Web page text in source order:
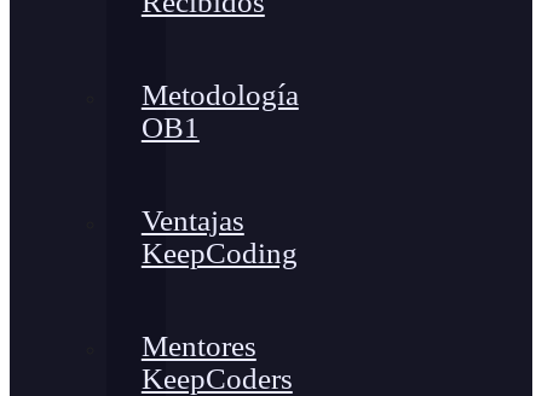
Metodología
OB1
Ventajas
KeepCoding
Mentores
KeepCoders